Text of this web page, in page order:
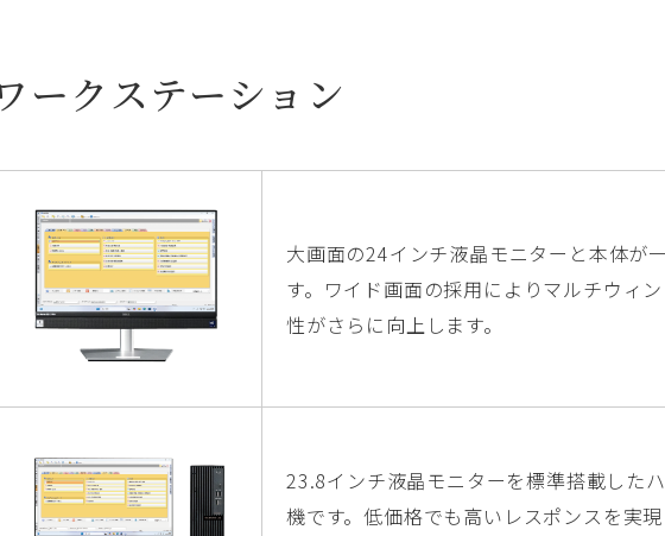
ークステーション
大画面の24インチ液晶モニターと本体が
す。ワイド画面の採用によりマルチウィ
性がさらに向上します。
23.8インチ液晶モニターを標準搭載した
機です。低価格でも高いレスポンスを実